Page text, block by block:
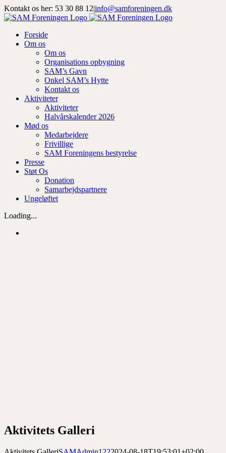
Skip
to
Kontakt os her: 53 30 88 12|info@samforeningen.dk
Facebook
Instagram
LinkedIn
Forside
Om os
Om os
Organisations opbygning
SAM’s Gavn
Onkel SAM’s Hytte
Kontakt os
Aktiviteter
Aktiviteter
Halvårskalender 2026
Mød os
Medarbejdere
Frivillige
SAM Foreningens bestyrelse
Presse
Støt Os
Donation
Samarbejdspartnere
Ungeløftet
Loading...
Aktivitets Galleri